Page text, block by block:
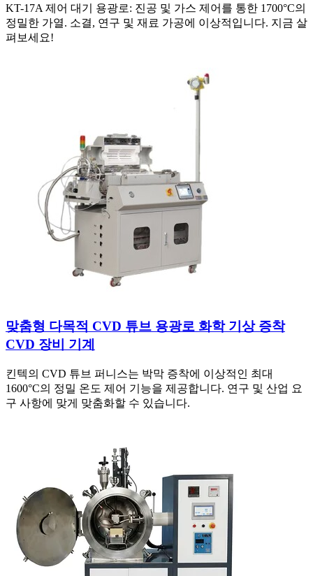
KT-17A 제어 대기 용광로: 진공 및 가스 제어를 통한 1700°C의
정밀한 가열. 소결, 연구 및 재료 가공에 이상적입니다. 지금 살
펴보세요!
맞춤형 다목적 CVD 튜브 용광로 화학 기상 증착
CVD 장비 기계
킨텍의 CVD 튜브 퍼니스는 박막 증착에 이상적인 최대
1600°C의 정밀 온도 제어 기능을 제공합니다. 연구 및 산업 요
구 사항에 맞게 맞춤화할 수 있습니다.